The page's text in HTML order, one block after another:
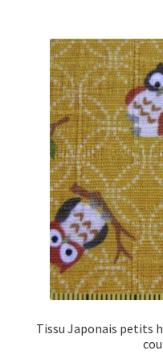
Tissu Japonais petits